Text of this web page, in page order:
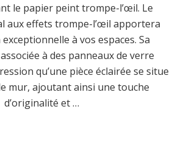
le papier peint trompe-l’œil. Le
aux effets trompe-l’œil apportera
à vos espaces. Sa
à des panneaux de verre
qu’une pièce éclairée se situe
mur, ajoutant ainsi une touche
d’originalité et …